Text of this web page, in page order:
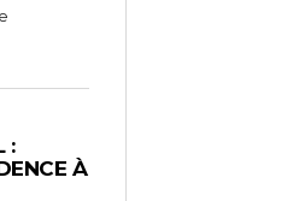
:
À